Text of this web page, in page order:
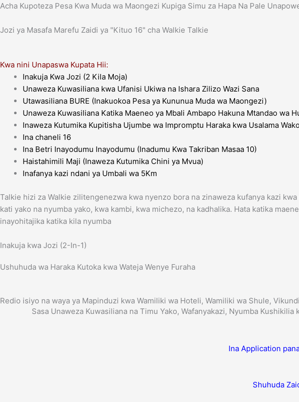
Acha Kupoteza Pesa Kwa Muda wa Maongezi Kupiga Simu za Hapa Na Pale
Jozi ya Masafa Marefu Zaidi ya "Kituo 16" cha Walkie Talkie
Kwa nini Unapaswa Kupata Hii:
Inakuja Kwa Jozi (2 Kila Moja)
Unaweza Kuwasiliana kwa Ufanisi Ukiwa na Ishara Zilizo Wazi Sana
Utawasiliana BURE (Inakuokoa Pesa ya Kununua Muda wa Maongezi)
Unaweza Kuwasiliana Katika Maeneo ya Mbali Ambapo Hakuna Mtandao wa
Inaweza Kutumika Kupitisha Ujumbe wa Impromptu Haraka kwa Usalama
Ina chaneli 16
Ina Betri Inayodumu Inayodumu (Inadumu Kwa Takriban Masaa 10)
Haistahimili Maji (Inaweza Kutumika Chini ya Mvua)
Inafanya kazi ndani ya Umbali wa 5Km
Talkie hizi za Walkie zilitengenezwa kwa nyenzo bora na zinaweza kufanya kazi
kati yako na nyumba yako, kwa kambi, kwa michezo, na kadhalika. Hata katika
inayohitajika katika kila nyumba
Inakuja kwa Jozi (2-In-1)
Ushuhuda wa Haraka Kutoka kwa Wateja Wenye Furaha
Redio isiyo na waya ya Mapinduzi kwa Wamiliki wa Hoteli, Wamiliki wa Shule,
Sasa Unaweza Kuwasiliana na Timu Yako, Wafanyakazi, Nyumba
Ina Application
Shuhuda